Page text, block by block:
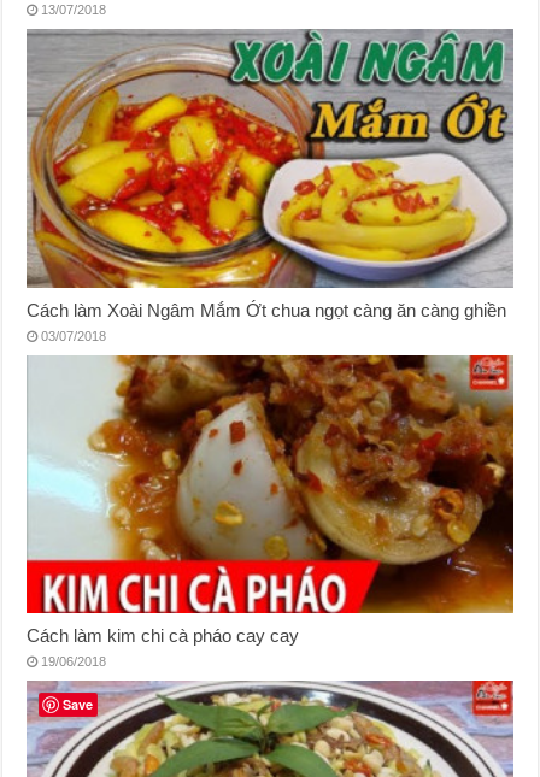
13/07/2018
Cách làm Xoài Ngâm Mắm Ớt chua ngọt càng ăn càng ghiền
03/07/2018
Cách làm kim chi cà pháo cay cay
19/06/2018
Save